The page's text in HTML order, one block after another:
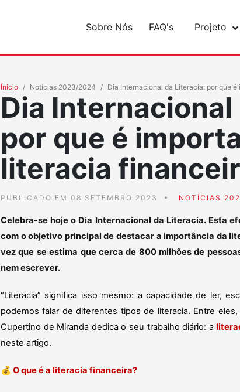
Sobre Nós FAQ's Projeto
Ínicio Notícias 2023/2024 Dia Internacional da Literacia: por que
Dia
por que é
literacia
PUBLICADO EM 08 SETEMBRO 2023 NOTÍCIAS
Celebra-se hoje o Dia Internacional da Literacia. Esta
com o objetivo principal de destacar a importância da
vez que se estima que cerca de 800 milhões de
nem escrever.
“Literacia” significa isso mesmo: a capacidade de ler,
podemos falar de diferentes tipos de literacia. Entre
Cupertino de Miranda dedica o seu trabalho diário: a
neste artigo.
💰 O que é a literacia financeira?